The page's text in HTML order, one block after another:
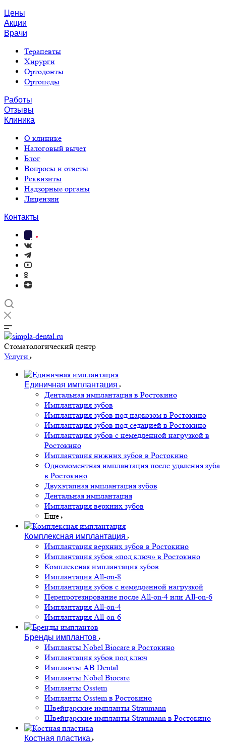
Цены
Акции
Врачи
Терапевты
Хирурги
Ортодонты
Ортопеды
Работы
Отзывы
Клиника
О клинике
Налоговый вычет
Блог
Вопросы и ответы
Реквизиты
Надзорные органы
Лицензии
Контакты
Cтоматологический центр
Услуги
Единичная имплантация
Дентальная имплантация в Ростокино
Имплантация зубов
Имплантация зубов под наркозом в Ростокино
Имплантация зубов под седацией в Ростокино
Имплантация зубов с немедленной нагрузкой в
Ростокино
Имплантация нижних зубов в Ростокино
Одномоментная имплантация после удаления зуба
в Ростокино
Двухэтапная имплантация зубов
Дентальная имплантация
Имплантация верхних зубов
Еще
Комплексная имплантация
Имплантация верхних зубов в Ростокино
Имплантация зубов «под ключ» в Ростокино
Комплексная имплантация зубов
Имплантация All-on-8
Имплантация зубов с немедленной нагрузкой
Перепротезирование после All-on-4 или All-on-6
Имплантация All-on-4
Имплантация All-on-6
Бренды имплантов
Импланты Nobel Biocare в Ростокино
Имплантация зубов под ключ
Импланты AB Dental
Импланты Nobel Biocare
Импланты Osstem
Импланты Osstem в Ростокино
Швейцарские импланты Straumann
Швейцарские импланты Straumann в Ростокино
Костная пластика